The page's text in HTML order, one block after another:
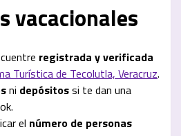
vacacionales
registrada y verificada
Turística de Tecolutla, Veracruz.
ni depósitossi te dan una
el número de personas